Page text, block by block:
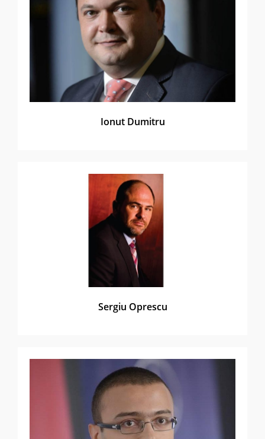
Ionut Dumitru
Sergiu Oprescu